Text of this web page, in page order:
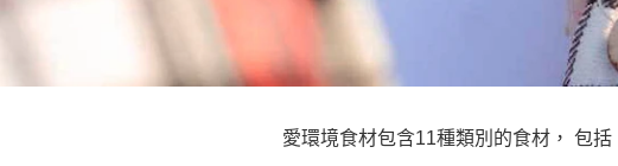
愛環境食材包含11種類別的食材， 包括